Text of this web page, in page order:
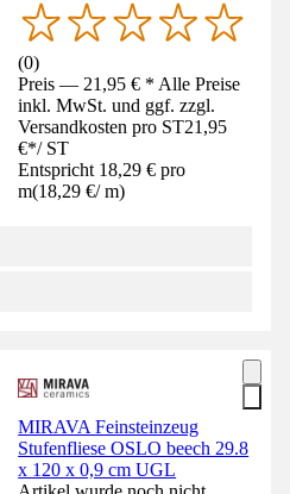
(0)
Preis — 21,95 € * Alle Preise
inkl. MwSt. und ggf. zzgl.
Versandkosten pro ST21,95
€*/ ST
Entspricht 18,29 € pro
m(18,29 €/ m)
MIRAVA Feinsteinzeug
Stufenfliese OSLO beech 29.8
x 120 x 0,9 cm UGL